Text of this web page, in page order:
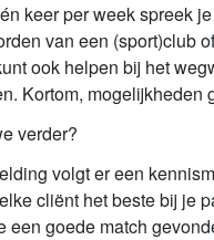
keer per week spreek
van een (sport)club
ook helpen bij het
Kortom, mogelijkheden
verder?
volgt er een
cliënt het beste bij je
een goede match